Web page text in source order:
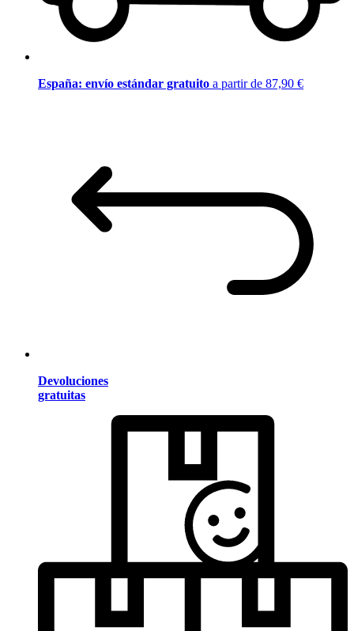
España: envío estándar gratuito a partir de 87,90 €
Devoluciones
gratuitas